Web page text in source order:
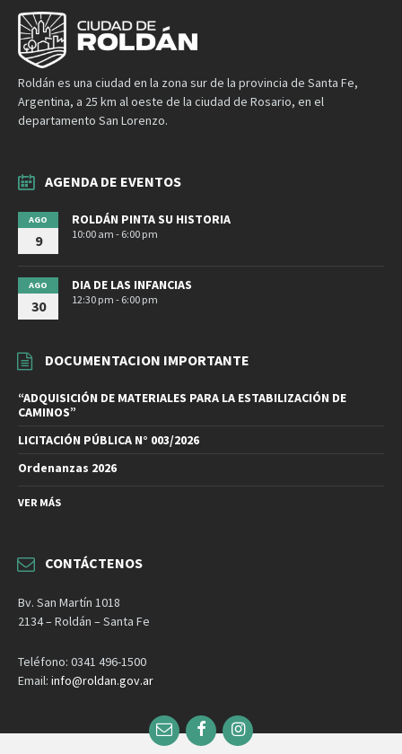
Roldán es una ciudad en la zona sur de la provincia de Santa Fe,
Argentina, a 25 km al oeste de la ciudad de Rosario, en el
departamento San Lorenzo.
AGENDA DE EVENTOS
AGO
9
ROLDÁN PINTA SU HISTORIA
10:00 am - 6:00 pm
AGO
30
DIA DE LAS INFANCIAS
12:30 pm - 6:00 pm
DOCUMENTACION IMPORTANTE
“ADQUISICIÓN DE MATERIALES PARA LA ESTABILIZACIÓN DE
CAMINOS”
LICITACIÓN PÚBLICA N° 003/2026
Ordenanzas 2026
VER MÁS
CONTÁCTENOS
Bv. San Martín 1018
2134 – Roldán – Santa Fe
Teléfono: 0341 496-1500
Email: info@roldan.gov.ar
EmailFacebookInstagram